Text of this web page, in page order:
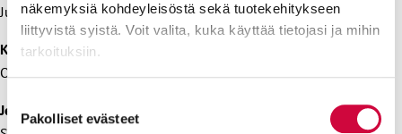
näkemyksiä kohdeyleisöstä sekä tuotekehitykseen
liittyvistä syistä. Voit valita, kuka käyttää tietojasi ja mihin
tarkoituksiin.
voit määrittää asetuksesi
. Voit muuttaa
valinta
Pakolliset evästeet
Julkisten ja hyvinvointialojen liitto JHL ry
Katarina Murto
Opetusalan Ammattijärjestö OAJ ry
Jenni Karsio
, puheenjohtaja